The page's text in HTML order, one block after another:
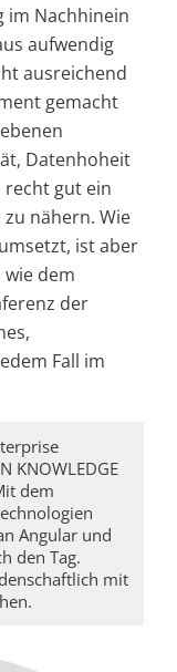
im Nachhinein
aufwendig
ausreichend
gemacht
Datenhoheit
gut ein
nähern. Wie
ist aber
dem
der
Fall im
KNOWLEDGE
dem
Angular und
den Tag.
mit